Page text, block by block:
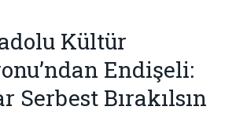
Kültür
Endişeli:
Serbest Bırakılsın